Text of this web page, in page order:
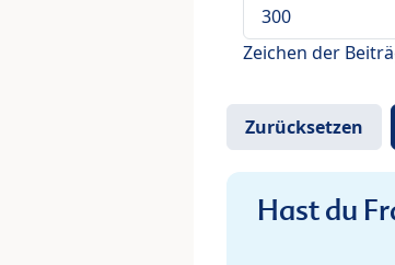
Zeichen der
Hast du